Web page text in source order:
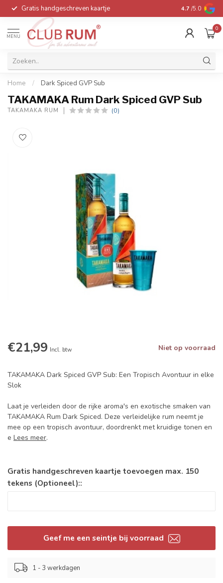
Gratis handgeschreven kaartje Voor 16:00
4.7 /5.0
MENU
0
Home / Dark Spiced GVP Sub
TAKAMAKA Rum Dark Spiced GVP Sub
TAKAMAKA RUM (0)
€21,99 Incl. btw Niet op voorraad
TAKAMAKA Dark Spiced GVP Sub: Een Tropisch Avontuur in elke
Slok
Laat je verleiden door de rijke aroma's en exotische smaken van
TAKAMAKA Rum Dark Spiced. Deze verleidelijke rum neemt je
mee op een tropisch avontuur, doordrenkt met kruidige tonen en
e Lees meer.
Gratis handgeschreven kaartje toevoegen max. 150
tekens (Optioneel)::
Geef me een seintje bij voorraad
1 - 3 werkdagen